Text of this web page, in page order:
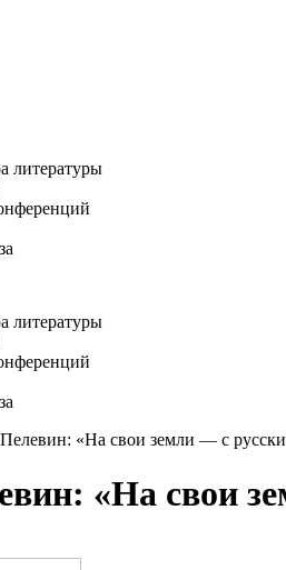
литературы
литературы
«На свои земли — с
«На свои